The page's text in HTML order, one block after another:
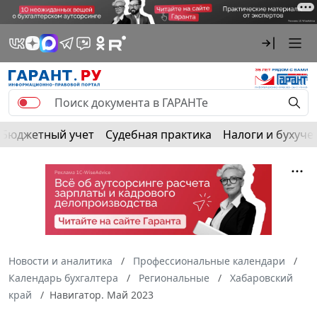
Бюджетный учет Судебная практика Налоги и
Новости и аналитика
Профессиональные календари
Календарь бухгалтера
Региональные
Хабаровский
край
Навигатор. Май 2023